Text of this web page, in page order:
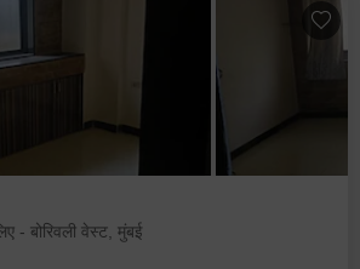
- बोरिवली वेस्ट, मुंबई